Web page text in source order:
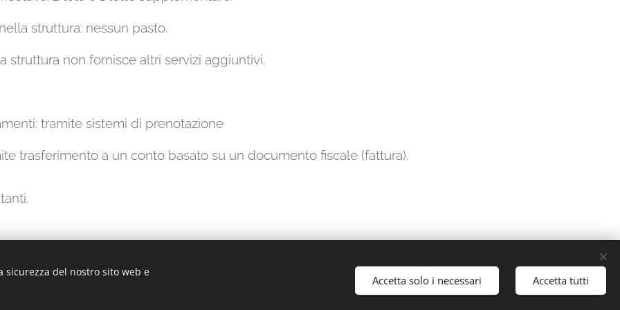
struttura: nessun pasto.
struttura non fornisce altri servizi aggiuntivi.
tramite sistemi di prenotazione
trasferimento a un conto basato su un documento fiscale (fattura).
Cookies
del nostro sito web e
Accetta solo i necessari Accetta tutti